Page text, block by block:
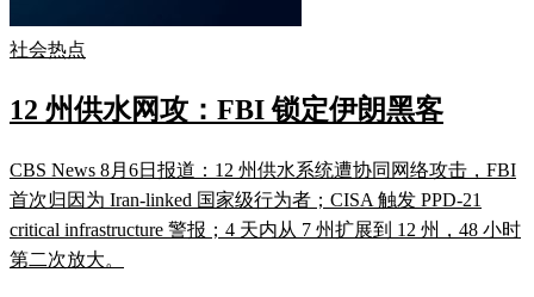
社会热点
12 州供水网攻：FBI 锁定伊朗黑客
CBS News 8月6日报道：12 州供水系统遭协同网络攻击，FBI
首次归因为 Iran-linked 国家级行为者；CISA 触发 PPD-21
critical infrastructure 警报；4 天内从 7 州扩展到 12 州，48 小时
第二次放大。